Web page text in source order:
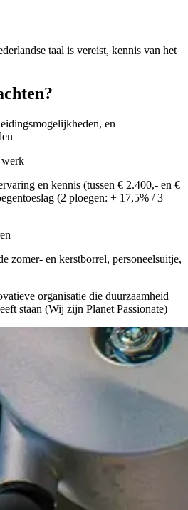
taal is vereist, kennis van het
en
werk
en kennis (tussen € 2.400,- en €
(2 ploegen: + 17,5% / 3
zomer- en kerstborrel, personeelsuitje,
organisatie die duurzaamheid
staan (Wij zijn Planet Passionate)